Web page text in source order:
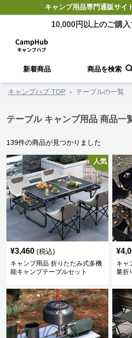
キャンプ用品専門通販サイ
10,000円以上のご購
新着商品 商品を検索
キャンプハブ TOP › テーブルの一覧
テーブル キャンプ用品 商品一
139件の商品が見つかりました
人気
¥3,460 (税込)
キャンプ用品 折りたたみ式多機
能キャンプテーブルセット
¥
キャ
量折